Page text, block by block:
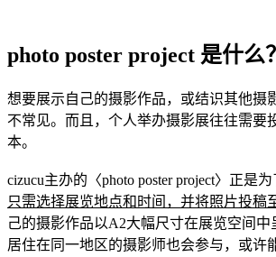
photo poster project 是什么？
想要展示自己的摄影作品，或结识其他摄
不常见。而且，个人举办摄影展往往需要
本。
cizucu主办的〈photo poster project〉正是
只需选择展览地点和时间，并将照片投稿
己的摄影作品以A2大幅尺寸在展览空间中
居住在同一地区的摄影师也会参与，或许